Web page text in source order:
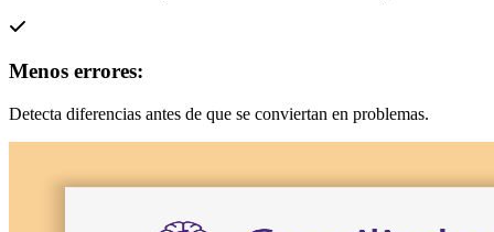
Menos errores:
Detecta diferencias antes de que se conviertan en problemas.